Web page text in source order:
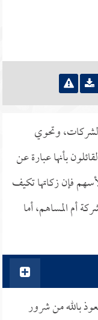
وتحوي
بأنها عبارة عن
فإن زكاتها تكيف
أم المساهم، أما
بالله من شرور